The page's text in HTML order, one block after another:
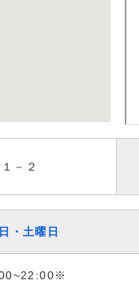
－２
・土曜日